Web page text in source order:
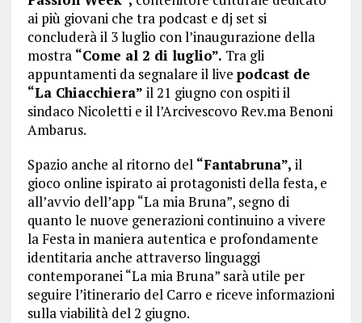
ai più giovani che tra podcast e dj set si
concluderà il 3 luglio con l’inaugurazione della
mostra“Come al 2 di luglio”. Tra gli
appuntamenti da segnalare il live podcast de
“La Chiacchiera” il 21 giugno con ospiti il
sindaco Nicoletti e il l’Arcivescovo Rev.ma Benoni
Ambarus.
Spazio anche al ritorno del “Fantabruna”, il
gioco online ispirato ai protagonisti della festa, e
all’avvio dell’app “La mia Bruna”, segno di
quanto le nuove generazioni continuino a vivere
la Festa in maniera autentica e profondamente
identitaria anche attraverso linguaggi
contemporanei “La mia Bruna” sarà utile per
seguire l’itinerario del Carro e riceve informazioni
sulla viabilità del 2 giugno.